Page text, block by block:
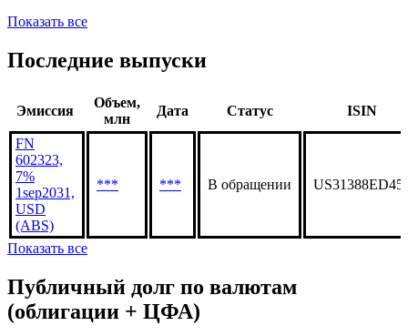
Показать все
Последние выпуски
Эмиссия
Объем,
млн
Дата Статус ISIN
FN
602323,
7%
1sep2031,
USD
(ABS)
*** *** В обращении
Показать все
Публичный долг по валютам
(облигации + ЦФА)